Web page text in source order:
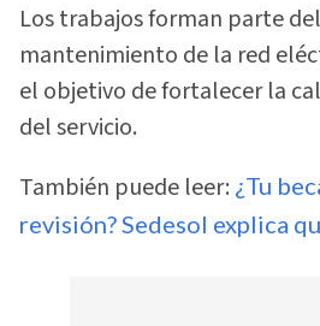
Los trabajos forman parte
mantenimiento de la red
el objetivo de fortalecer la
del servicio.
También puede leer: ¿Tu
revisión? Sedesol explica